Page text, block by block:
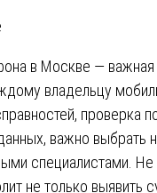
в Москве —
владельцу
проверка
важно выбрать
специалистами. Не
не только